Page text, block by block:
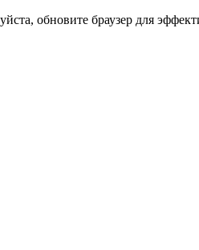
обновите браузер для